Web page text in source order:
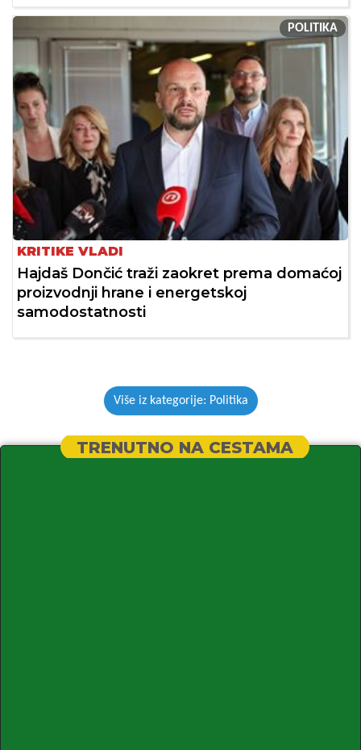
POLITIKA
KRITIKE VLADI
Hajdaš Dončić traži zaokret prema domaćoj
proizvodnji hrane i energetskoj
samodostatnosti
Više iz kategorije: Politika
TRENUTNO NA CESTAMA